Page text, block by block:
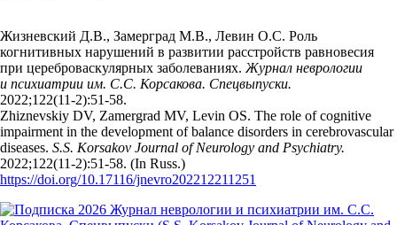
Жизневский Д.В., Замерград М.В., Левин О.С. Роль
когнитивных нарушений в развитии расстройств равновесия
при цереброваскулярных заболеваниях. Журнал неврологии
и психиатрии им. С.С. Корсакова. Спецвыпуски.
2022;122(11‑2):51‑58.
Zhiznevskiy DV, Zamergrad MV, Levin OS. The role of cognitive
impairment in the development of balance disorders in cerebrovascular
diseases. S.S. Korsakov Journal of Neurology and Psychiatry.
2022;122(11‑2):51‑58. (In Russ.)
https://doi.org/10.17116/jnevro202212211251